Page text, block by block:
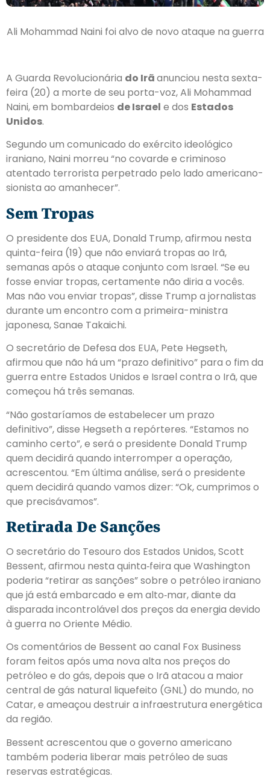
Ali Mohammad Naini foi alvo de novo ataque na guerra
A Guarda Revolucionária do Irãanunciou nesta sexta-
feira (20) a morte de seu porta-voz, Ali Mohammad
Naini, em bombardeios de Israel e dos Estados
Unidos.
Segundo um comunicado do exército ideológico
iraniano, Naini morreu “no covarde e criminoso
atentado terrorista perpetrado pelo lado americano-
sionista ao amanhecer”.
Sem Tropas
O presidente dos EUA, Donald Trump, afirmou nesta
quinta-feira (19) que não enviará tropas ao Irã,
semanas após o ataque conjunto com Israel. “Se eu
fosse enviar tropas, certamente não diria a vocês.
Mas não vou enviar tropas”, disse Trump a jornalistas
durante um encontro com a primeira-ministra
japonesa, Sanae Takaichi.
O secretário de Defesa dos EUA, Pete Hegseth,
afirmou que não há um “prazo definitivo” para o fim da
guerra entre Estados Unidos e Israel contra o Irã, que
começou há três semanas.
“Não gostaríamos de estabelecer um prazo
definitivo”, disse Hegseth a repórteres. “Estamos no
caminho certo”, e será o presidente Donald Trump
quem decidirá quando interromper a operação,
acrescentou. “Em última análise, será o presidente
quem decidirá quando vamos dizer: “Ok, cumprimos o
que precisávamos”.
Retirada De Sanções
O secretário do Tesouro dos Estados Unidos, Scott
Bessent, afirmou nesta quinta‑feira que Washington
poderia “retirar as sanções” sobre o petróleo iraniano
que já está embarcado e em alto‑mar, diante da
disparada incontrolável dos preços da energia devido
à guerra no Oriente Médio.
Os comentários de Bessent ao canal Fox Business
foram feitos após uma nova alta nos preços do
petróleo e do gás, depois que o Irã atacou a maior
central de gás natural liquefeito (GNL) do mundo, no
Catar, e ameaçou destruir a infraestrutura energética
da região.
Bessent acrescentou que o governo americano
também poderia liberar mais petróleo de suas
reservas estratégicas.